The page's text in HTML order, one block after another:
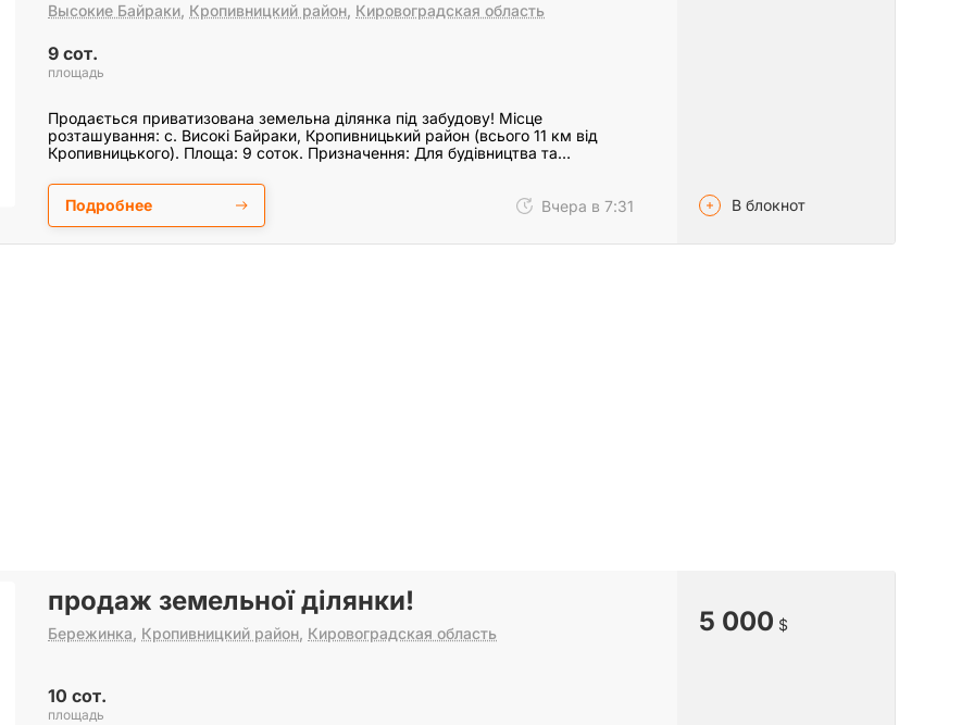
Высокие Байраки Кропивницкий район Кировоградская область
9 сот.
площадь
Продається приватизована земельна ділянка під забудову! Місце
розташування: с. Високі Байраки, Кропивницький район (всього 11 км від
Кропивницького). Площа: 9 соток. Призначення: Для будівництва та…
Подробнее Вчера в 7:31 В блокнот
продаж земельної ділянки!
Бережинка Кропивницкий район Кировоградская область
10 сот.
площадь
5 000 $